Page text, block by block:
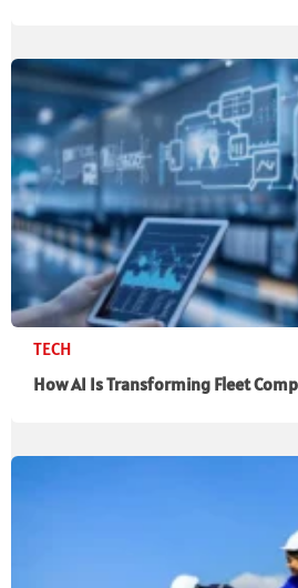
TECH
How AI Is Transforming Fleet